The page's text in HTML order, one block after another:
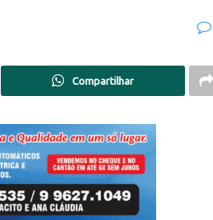
Compartilhar